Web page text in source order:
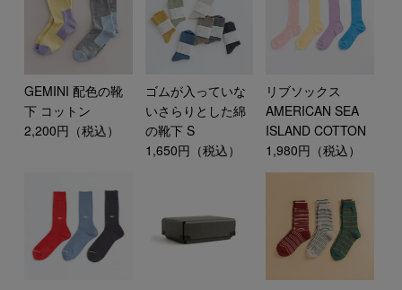
GEMINI 配色の靴
下 コットン
2,200円（税込）
ゴムが入っていな
いさらりとした綿
の靴下 S
1,650円（税込）
リブソックス
AMERICAN SEA
ISLAND COTTON
1,980円（税込）